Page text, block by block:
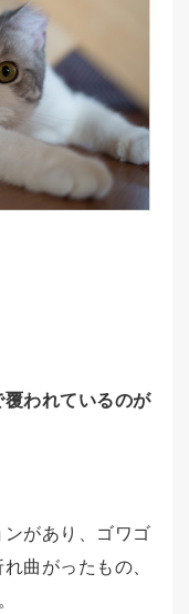
われているのが
があり、ゴワゴ
曲がったもの、